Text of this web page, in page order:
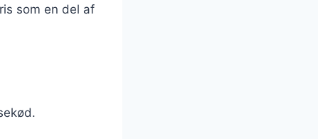
som en del af